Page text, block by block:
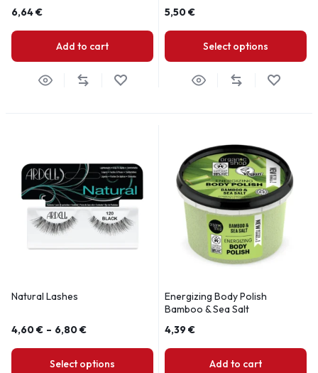
6,64€
Add to cart
5,50€
Select options
Natural Lashes
4,60€ – 6,80€
Select options
Energizing Body Polish
Bamboo & Sea Salt
4,39€
Add to cart